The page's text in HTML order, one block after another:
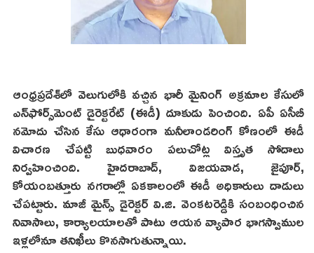
ఆంధ్రప్రదేశ్‌లో వెలుగులోకి వచ్చిన భారీ మైనింగ్‌ అక్రమాల కేసులో
ఎన్‌ఫోర్స్‌మెంట్‌ డైరెక్టరేట్‌ (ఈడీ) దూకుడు పెంచింది. ఏపీ ఏసీబీ
నమోదు చేసిన కేసు ఆధారంగా మనీలాండరింగ్‌ కోణంలో ఈడీ
విచారణ చేపట్టి బుధవారం పలుచోట్ల విస్తృత సోదాలు
నిర్వహించింది. హైదరాబాద్‌, విజయవాడ, జైపూర్‌,
కోయంబత్తూరు నగరాల్లో ఏకకాలంలో ఈడీ అధికారులు దాడులు
చేపట్టారు. మాజీ మైన్స్‌ డైరెక్టర్‌ వి.జి. వెంకటరెడ్డికి సంబంధించిన
నివాసాలు, కార్యాలయాలతో పాటు ఆయన వ్యాపార భాగస్వాముల
ఇళ్లలోనూ తనిఖీలు కొనసాగుతున్నాయి.